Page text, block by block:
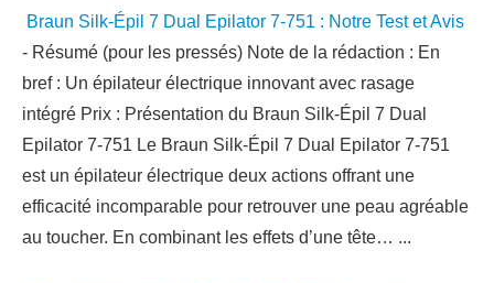
Braun Silk-Épil 7 Dual Epilator 7-751 : Notre Test et Avis
- Résumé (pour les pressés) Note de la rédaction : En
bref : Un épilateur électrique innovant avec rasage
intégré Prix : Présentation du Braun Silk-Épil 7 Dual
Epilator 7-751 Le Braun Silk-Épil 7 Dual Epilator 7-751
est un épilateur électrique deux actions offrant une
efficacité incomparable pour retrouver une peau agréable
au toucher. En combinant les effets d’une tête… ...